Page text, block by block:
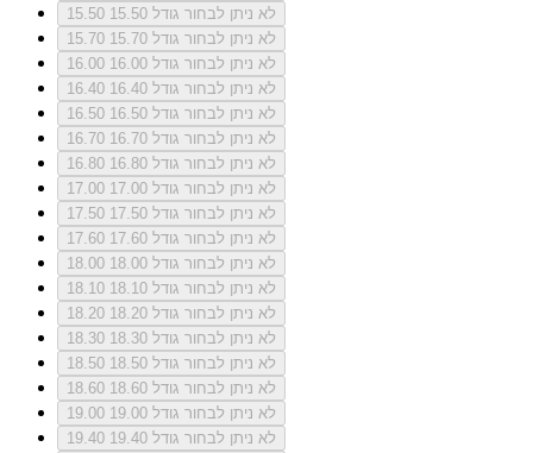
15.50
לא ניתן לבחור גודל 15.50
15.70
לא ניתן לבחור גודל 15.70
16.00
לא ניתן לבחור גודל 16.00
16.40
לא ניתן לבחור גודל 16.40
16.50
לא ניתן לבחור גודל 16.50
16.70
לא ניתן לבחור גודל 16.70
16.80
לא ניתן לבחור גודל 16.80
17.00
לא ניתן לבחור גודל 17.00
17.50
לא ניתן לבחור גודל 17.50
17.60
לא ניתן לבחור גודל 17.60
18.00
לא ניתן לבחור גודל 18.00
18.10
לא ניתן לבחור גודל 18.10
18.20
לא ניתן לבחור גודל 18.20
18.30
לא ניתן לבחור גודל 18.30
18.50
לא ניתן לבחור גודל 18.50
18.60
לא ניתן לבחור גודל 18.60
19.00
לא ניתן לבחור גודל 19.00
19.40
לא ניתן לבחור גודל 19.40